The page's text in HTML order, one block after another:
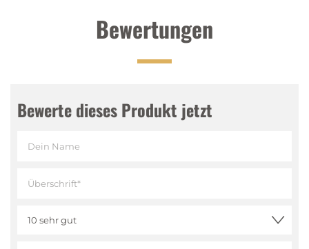
Bewertungen
Bewerte dieses Produkt jetzt